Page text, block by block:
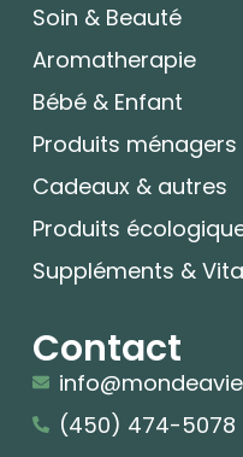
Soin & Beauté
Aromatherapie
Bébé & Enfant
Produits ménagers
Cadeaux & autres
Produits
Suppléments &
Contact
(450) 474-5078